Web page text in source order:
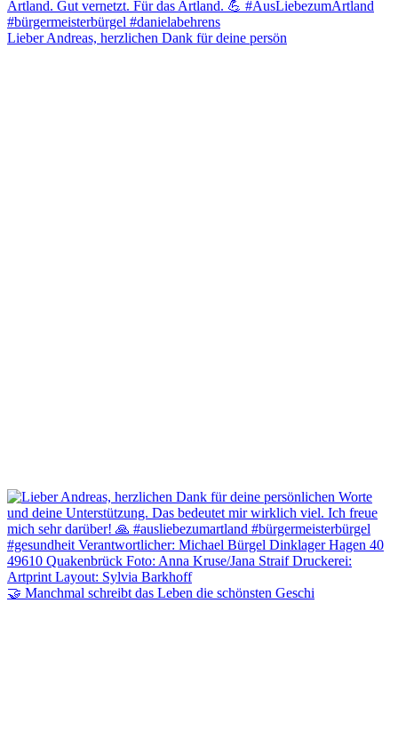
Lieber Andreas, herzlichen Dank für deine persön
🤝 Manchmal schreibt das Leben die schönsten Geschi